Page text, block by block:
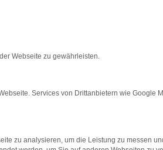
für den Audi
Das Autohaus Stiglmayr
geht. Wir lieben, was wir
ersten Blick. Gerne lassen wir Sie
Sie sich auf Ihren Besuch in
Webseite zu gewährleisten.
Services von Drittanbietern wie Google
zu analysieren, um die Leistung zu messen